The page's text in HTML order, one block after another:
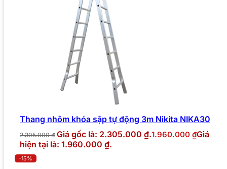
Thang nhôm khóa sập tự động 3m Nikita NIKA30
2.305.000₫ Giá gốc là: 2.305.000 ₫.1.960.000 ₫Giá
hiện tại là: 1.960.000 ₫.
-15%